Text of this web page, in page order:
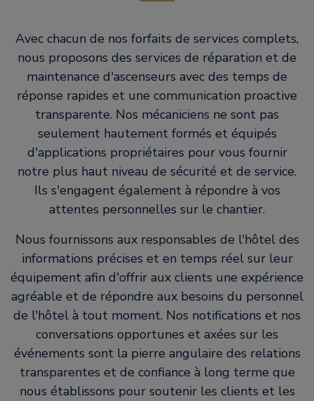
Avec chacun de nos forfaits de services complets,
nous proposons des services de réparation et de
maintenance d'ascenseurs avec des temps de
réponse rapides et une communication proactive
transparente. Nos mécaniciens ne sont pas
seulement hautement formés et équipés
d'applications propriétaires pour vous fournir
notre plus haut niveau de sécurité et de service.
Ils s'engagent également à répondre à vos
attentes personnelles sur le chantier.
Nous fournissons aux responsables de l'hôtel des
informations précises et en temps réel sur leur
équipement afin d'offrir aux clients une expérience
agréable et de répondre aux besoins du personnel
de l'hôtel à tout moment. Nos notifications et nos
conversations opportunes et axées sur les
événements sont la pierre angulaire des relations
transparentes et de confiance à long terme que
nous établissons pour soutenir les clients et les